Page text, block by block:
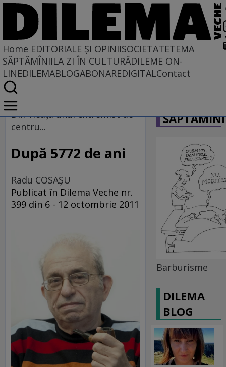
Home EDITORIALE ȘI OPINIISOCIETATETEMA
SĂPTĂMÎNIILA ZI ÎN CULTURĂDILEME ON-
LINEDILEMABLOGABONAREDIGITALContact
Home
EDITORIALE ȘI OPINII
TÎLC SHOW
Din vieaţa unui extremist de
centru...
După 5772 de ani
Radu COSAŞU
Publicat în Dilema Veche nr.
399 din 6 - 12 octombrie 2011
Barburisme
DILEMA
BLOG